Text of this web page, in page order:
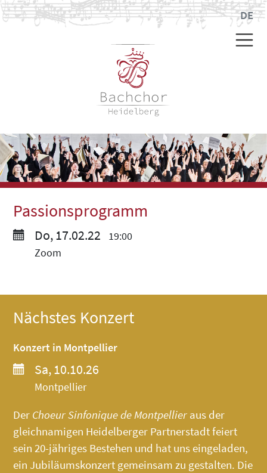
DE
Passionsprogramm
Do, 17.02.22
19:00
Zoom
Nächstes Konzert
Konzert in Montpellier
Sa, 10.10.26
Montpellier
Der Choeur Sinfonique de Montpellier aus der
gleichnamigen Heidelberger Partnerstadt feiert
sein 20-jähriges Bestehen und hat uns eingeladen,
ein Jubiläumskonzert gemeinsam zu gestalten. Die